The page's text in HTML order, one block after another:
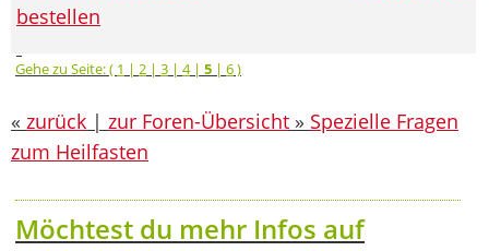
bestellen
Gehe zu Seite: ( 1 | 2 | 3 | 4| 5 | 6)
« zurück | zur Foren-Übersicht » Spezielle Fragen
zum Heilfasten
Möchtest du mehr Infos auf